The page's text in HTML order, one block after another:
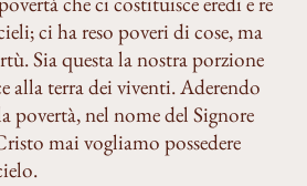
ci ha reso poveri di cose, ma
Sia questa la nostra porzione
alla terra dei viventi. Aderendo
povertà, nel nome del Signore
mai vogliamo possedere